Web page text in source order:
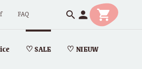
FAQ search person shopping_cart
♡ SALE ♡ NIEUW